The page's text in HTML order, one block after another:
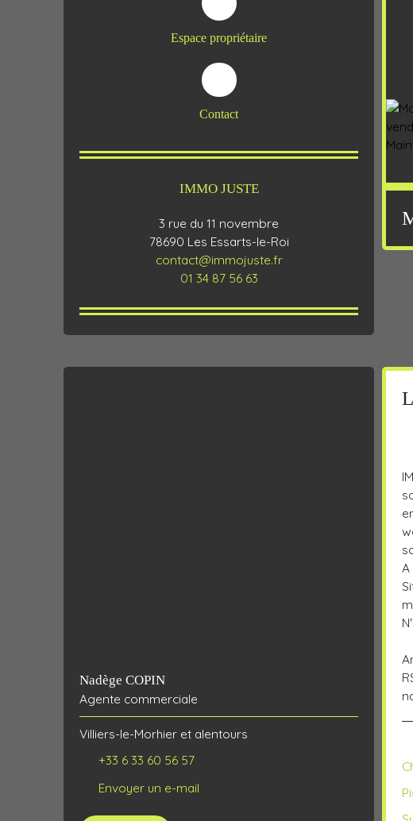
Espace propriétaire
Contact
IMMO JUSTE
3 rue du 11 novembre
78690 Les Essarts-le-Roi
contact@immojuste.fr
01 34 87 56 63
Nadège COPIN
Agente commerciale
Villiers-le-Morhier et alentours
+33 6 33 60 56 57
Envoyer un e-mail